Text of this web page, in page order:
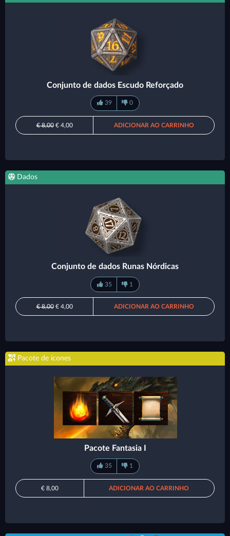
Conjunto de dados Escudo Reforçado
39 0
€ 8,00€ 4,00 ADICIONAR AO CARRINHO
Dados
Conjunto de dados Runas Nórdicas
35 1
€ 8,00€ 4,00 ADICIONAR AO CARRINHO
Pacote de ícones
Pacote Fantasia I
35 1
€ 8,00 ADICIONAR AO CARRINHO